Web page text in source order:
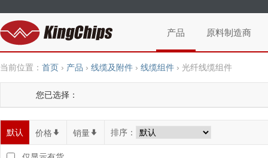
产品 原料制造商
当前位置： 首页 › 产品 › 线缆及附件 › 线缆组件 › 光纤线缆组件
您已选择：
默认 价格 * 销量 * 排序：